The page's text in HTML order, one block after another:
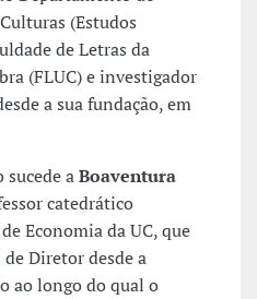
(Estudos
de Letras da
(FLUC) e investigador
a sua fundação, em
aBoaventura
catedrático
Economia da UC, que
Diretor desde a
ao longo do qual o